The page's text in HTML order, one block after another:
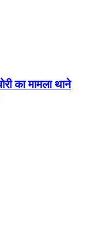
का मामला थाने